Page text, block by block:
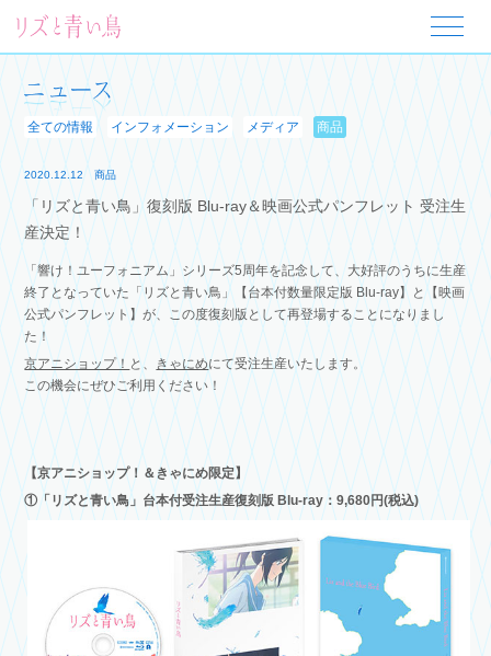
全ての情報 インフォメーション メディア 商品
2020.12.12 商品
「リズと青い鳥」復刻版 Blu-ray＆映画公式パンフレット 受注生
産決定！
「響け！ユーフォニアム」シリーズ5周年を記念して、大好評のうちに生産
終了となっていた「リズと青い鳥」【台本付数量限定版 Blu-ray】と【映画
公式パンフレット】が、この度復刻版として再登場することになりまし
た！
京アニショップ！ と、 きゃにめにて受注生産いたします。
この機会にぜひご利用ください！
【京アニショップ！＆きゃにめ限定】
①「リズと青い鳥」台本付受注生産復刻版 Blu-ray：9,680円(税込)